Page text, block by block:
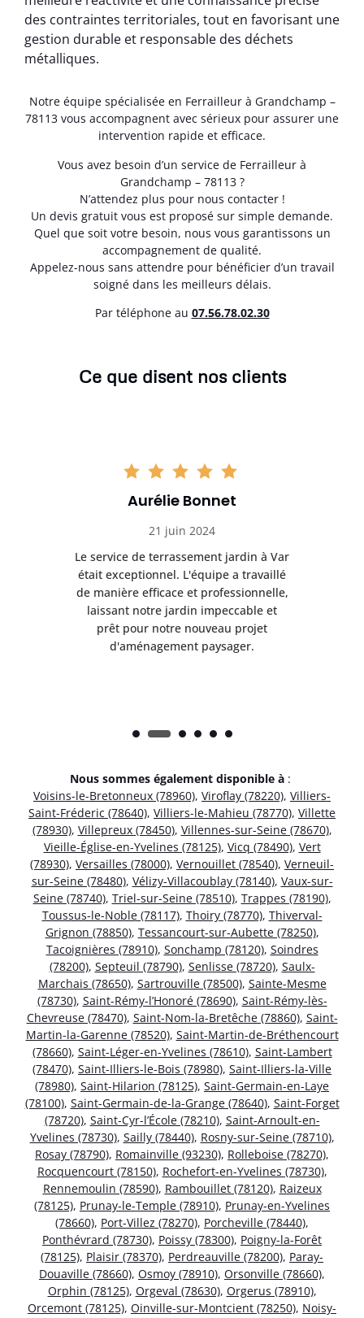
des contraintes territoriales, tout en favorisant une
gestion durable et responsable des déchets
métalliques.
Notre équipe spécialisée en Ferrailleur à Grandchamp –
78113 vous accompagnent avec sérieux pour assurer une
intervention rapide et efficace.
Vous avez besoin d’un service de Ferrailleur à
Grandchamp – 78113 ?
N’attendez plus pour nous contacter !
Un devis gratuit vous est proposé sur simple demande.
Quel que soit votre besoin, nous vous garantissons un
accompagnement de qualité.
Appelez-nous sans attendre pour bénéficier d’un travail
soigné dans les meilleurs délais.
Par téléphone au 07.56.78.02.30
Ce que disent nos clients
Aurélie Bonnet
21 juin 2024
Le service de terrassement jardin à Var
était exceptionnel. L'équipe a travaillé
de manière efficace et professionnelle,
laissant notre jardin impeccable et
prêt pour notre nouveau projet
d'aménagement paysager.
Nous sommes également disponible à :
Voisins-le-Bretonneux (78960), Viroflay (78220), Villiers-
Saint-Fréderic (78640), Villiers-le-Mahieu (78770), Villette
(78930), Villepreux (78450), Villennes-sur-Seine (78670),
Vieille-Église-en-Yvelines (78125), Vicq (78490), Vert
(78930), Versailles (78000), Vernouillet (78540), Verneuil-
sur-Seine (78480), Vélizy-Villacoublay (78140), Vaux-sur-
Seine (78740), Triel-sur-Seine (78510), Trappes (78190),
Toussus-le-Noble (78117), Thoiry (78770), Thiverval-
Grignon (78850), Tessancourt-sur-Aubette (78250),
Tacoignières (78910), Sonchamp (78120), Soindres
(78200), Septeuil (78790), Senlisse (78720), Saulx-
Marchais (78650), Sartrouville (78500), Sainte-Mesme
(78730), Saint-Rémy-l’Honoré (78690), Saint-Rémy-lès-
Chevreuse (78470), Saint-Nom-la-Bretêche (78860), Saint-
Martin-la-Garenne (78520), Saint-Martin-de-Bréthencourt
(78660), Saint-Léger-en-Yvelines (78610), Saint-Lambert
(78470), Saint-Illiers-le-Bois (78980), Saint-Illiers-la-Ville
(78980), Saint-Hilarion (78125), Saint-Germain-en-Laye
(78100), Saint-Germain-de-la-Grange (78640), Saint-Forget
(78720), Saint-Cyr-l’École (78210), Saint-Arnoult-en-
Yvelines (78730), Sailly (78440), Rosny-sur-Seine (78710),
Rosay (78790), Romainville (93230), Rolleboise (78270),
Rocquencourt (78150), Rochefort-en-Yvelines (78730),
Rennemoulin (78590), Rambouillet (78120), Raizeux
(78125), Prunay-le-Temple (78910), Prunay-en-Yvelines
(78660), Port-Villez (78270), Porcheville (78440),
Ponthévrard (78730), Poissy (78300), Poigny-la-Forêt
(78125), Plaisir (78370), Perdreauville (78200), Paray-
Douaville (78660), Osmoy (78910), Orsonville (78660),
Orphin (78125), Orgeval (78630), Orgerus (78910),
Orcemont (78125), Oinville-sur-Montcient (78250), Noisy-